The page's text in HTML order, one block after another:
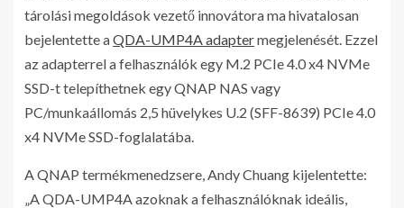
tárolási megoldások vezető innovátora ma hivatalosan
bejelentette aQDA-UMP4A adaptermegjelenését. Ezzel
az adapterrel a felhasználók egy M.2 PCIe 4.0 x4 NVMe
SSD-t telepíthetnek egy QNAP NAS vagy
PC/munkaállomás 2,5 hüvelykes U.2 (SFF-8639) PCIe 4.0
x4 NVMe SSD-foglalatába.
A QNAP termékmenedzsere, Andy Chuang kijelentette:
„A QDA-UMP4A azoknak a felhasználóknak ideális,